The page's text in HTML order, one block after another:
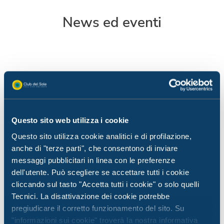
Questo sito web utilizza i cookie
Questo sito utilizza cookie analitici e di profilazione,
anche di "terze parti", che consentono di inviare
messaggi pubblicitari in linea con le preferenze
dell'utente. Può scegliere se accettare tutti i cookie
cliccando sul tasto "Accetta tutti i cookie" o solo quelli
Tecnici. La disattivazione dei cookie potrebbe
pregiudicare il corretto funzionamento del sito. Su
"informazioni sui cookie" troverà la nostra informativa
News ed eventi
News da Club del Sole